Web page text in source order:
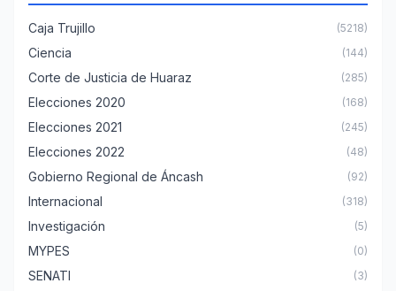
Caja Trujillo (5218)
Ciencia (144)
Corte de Justicia de Huaraz (285)
Elecciones 2020 (168)
Elecciones 2021 (245)
Elecciones 2022 (48)
Gobierno Regional de Áncash (92)
Internacional (318)
Investigación (5)
MYPES (0)
SENATI (3)